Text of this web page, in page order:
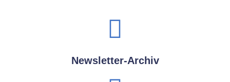
Newsletter-Archiv